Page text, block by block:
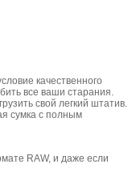
качественного
все ваши старания.
свой легкий штатив.
сумка с полным
RAW, и даже если